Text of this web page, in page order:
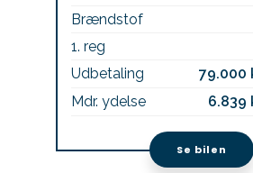
Brændstof
1. reg
Udbetaling
79.000
Mdr. ydelse 6.839
Se bilen